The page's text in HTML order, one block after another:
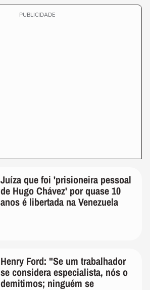
PUBLICIDADE
Juíza que foi 'prisioneira pessoal
de Hugo Chávez' por quase 10
anos é libertada na Venezuela
Henry Ford: "Se um trabalhador
se considera especialista, nós o
demitimos; ninguém se